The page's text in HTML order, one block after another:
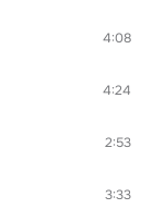
4:08
4:24
2:53
3:33